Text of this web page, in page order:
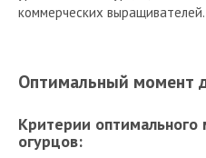
коммерческих выращивателей.
Оптимальный момент
Критерии
огурцов: